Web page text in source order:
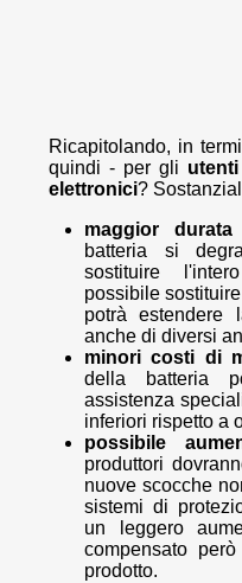
Ricapitolando, in
quindi - per gli
elettronici?
maggior
batteria si
sostituire
possibile
potrà estendere
anche di diversi
minori costi di
della batteria
assistenza
inferiori rispetto a
possibile
produttori
nuove scocche
sistemi di
un leggero
compensato
prodotto.